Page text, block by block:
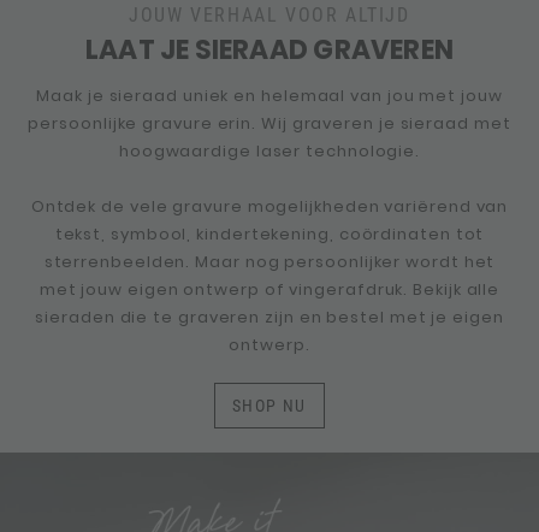
JOUW VERHAAL VOOR ALTIJD
LAAT JE SIERAAD GRAVEREN
Maak je sieraad uniek en helemaal van jou met jouw
persoonlijke gravure erin. Wij graveren je sieraad met
hoogwaardige laser technologie.
Ontdek de vele gravure mogelijkheden variërend van
tekst, symbool, kindertekening, coördinaten tot
sterrenbeelden. Maar nog persoonlijker wordt het
met jouw eigen ontwerp of vingerafdruk. Bekijk alle
sieraden die te graveren zijn en bestel met je eigen
ontwerp.
SHOP NU